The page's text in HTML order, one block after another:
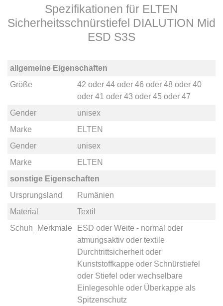
Spezifikationen für ELTEN
Sicherheitsschnürstiefel DIALUTION Mid
ESD S3S
allgemeine Eigenschaften
Größe
42 oder 44oder 46 oder 48 oder 40
oder 41 oder 43 oder 45 oder 47
Gender
unisex
Marke
ELTEN
Gender
unisex
Marke
ELTEN
sonstige Eigenschaften
Ursprungsland
Rumänien
Material
Textil
Schuh_Merkmale
ESD oder Weite - normal oder
atmungsaktivoder textile
Durchtrittsicherheitoder
Kunststoffkappe oder Schnürstiefel
oder Stiefel oder wechselbare
Einlegesohle oder Überkappe als
Spitzenschutz